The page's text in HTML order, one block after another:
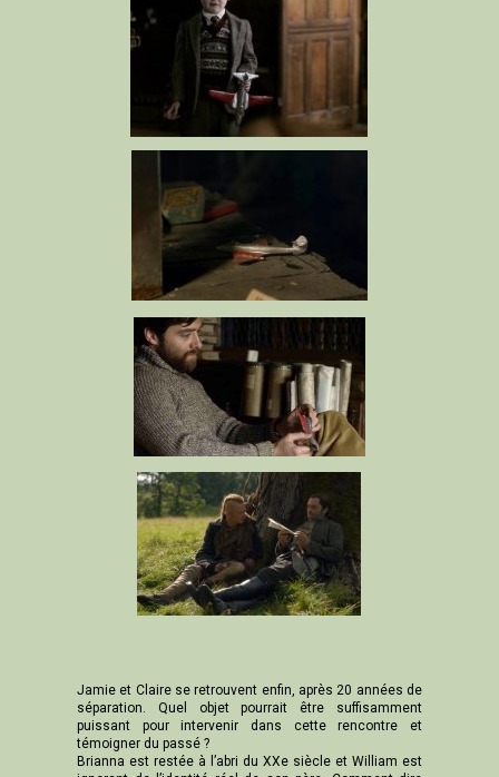
Jamie et Claire se retrouvent enfin, après 20 années de
séparation. Quel objet pourrait être suffisamment
puissant pour intervenir dans cette rencontre et
témoigner du passé ?
Brianna est restée à l’abri du XXe siècle et William est